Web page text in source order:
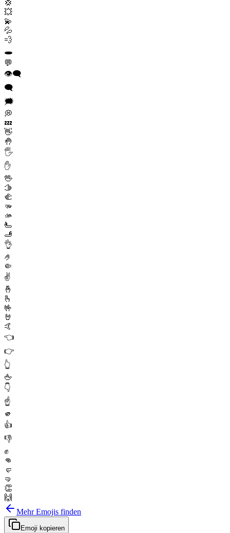
💢
💥
💫
💦
💨
🕳️
💬
👁️‍🗨️
🗨️
🗯️
💭
💤
👋
🤚
🖐️
✋
🖖
🫱
🫲
🫳
🫴
🫷
🫸
👌
🤌
🤏
✌️
🤞
🫰
🤟
🤘
🤙
👈
👉
👆
🖕
👇
☝️
🫵
👍
👎
✊
👊
🤛
🤜
👏
🙌
Mehr Emojis finden
Emoji kopieren